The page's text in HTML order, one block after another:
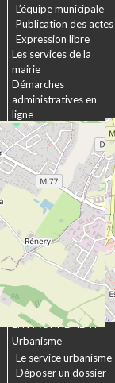
L’équipe municipale
Publication des actes
Expression libre
Les services de la
mairie
Démarches
administratives en
ligne
Formulaires
Marchés publics
URBANISME &
ENVIRONNEMENT
Urbanisme
Le service urbanisme
Déposer un dossier